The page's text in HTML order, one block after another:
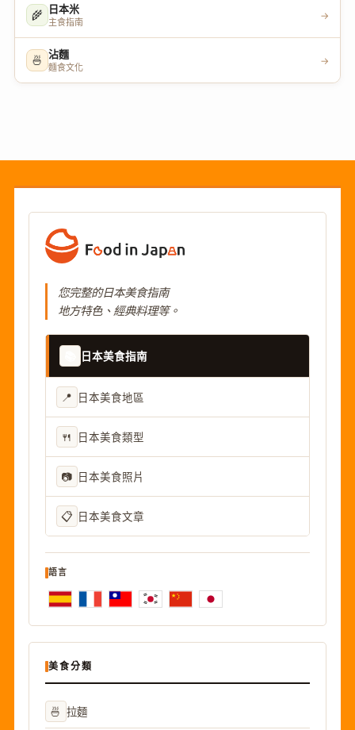
🌾 日本米
主食指南
→
🍜 沾麵
麵食文化
→
您完整的日本美食指南
地方特色、經典料理等。
日本美食指南
📍 日本美食地區
🍴 日本美食類型
📷 日本美食照片
📋 日本美食文章
語言
美食分類
🍜 拉麵